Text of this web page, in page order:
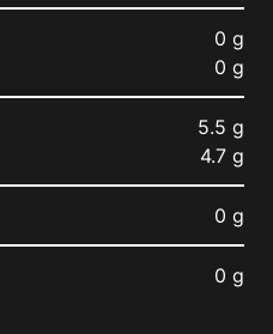
0 g
0 g
5.5 g
4.7 g
0 g
0 g